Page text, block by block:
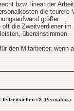
bzw. linear der
die teurere
größer.
oft die Zweitverdiener
übereinstimmen.
den Mitarbeiter, wenn
Teilzeitstellen #3 (Permalink)